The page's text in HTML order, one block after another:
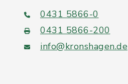
0431 5866-0
0431 5866-200
info@kronshagen.de